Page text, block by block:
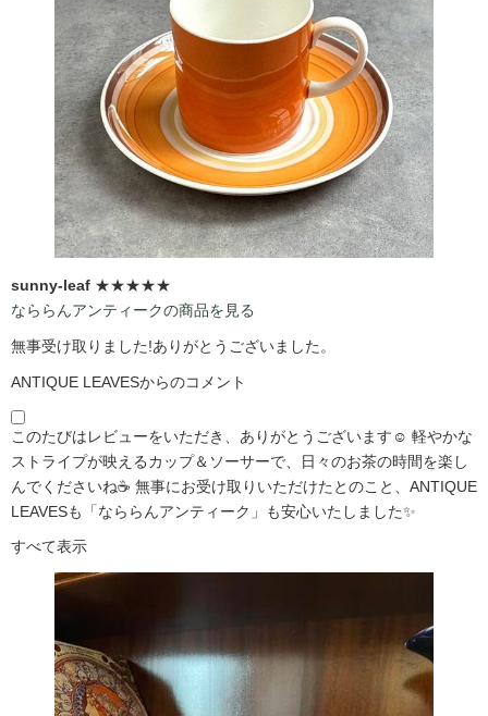
sunny-leaf ★★★★★
なららんアンティークの商品を見る
無事受け取りました!ありがとうございました。
ANTIQUE LEAVESからのコメント
このたびはレビューをいただき、ありがとうございます☺️ 軽やかな
ストライプが映えるカップ＆ソーサーで、日々のお茶の時間を楽し
んでくださいね☕ 無事にお受け取りいただけたとのこと、ANTIQUE
LEAVESも「なららんアンティーク」も安心いたしました✨
すべて表示